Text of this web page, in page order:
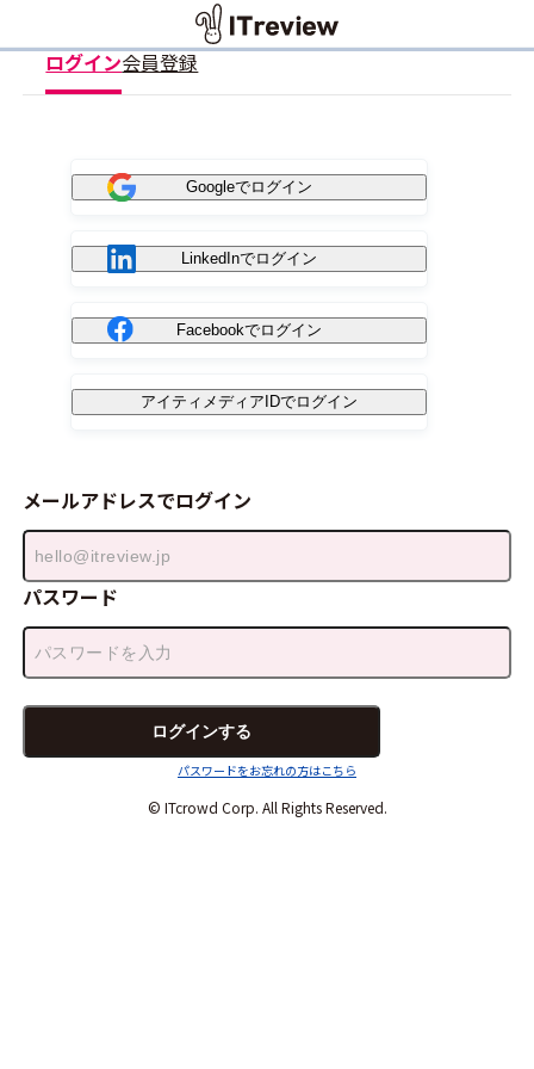
ログイン会員登録
Googleでログイン
LinkedInでログイン
Facebookでログイン
アイティメディアIDでログイン
メールアドレスでログイン
パスワード
パスワードをお忘れの方はこちら
© ITcrowd Corp. All Rights Reserved.